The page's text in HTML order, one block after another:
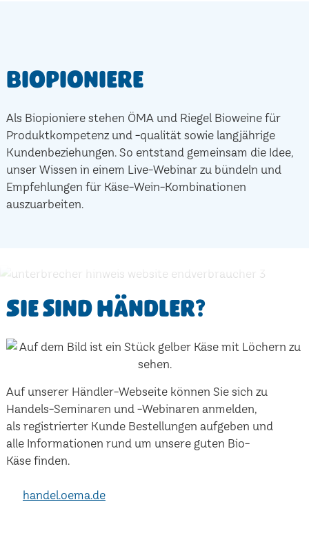
Biopioniere
Als Biopioniere stehen ÖMA und Riegel Bioweine für
Produktkompetenz und -qualität sowie langjährige
Kundenbeziehungen. So entstand gemeinsam die Idee,
unser Wissen in einem Live-Webinar zu bündeln und
Empfehlungen für Käse-Wein-Kombinationen
auszuarbeiten.
Sie sind Händler?
Auf unserer Händler-Webseite können Sie sich zu
Handels-Seminaren und -Webinaren anmelden,
als registrierter Kunde Bestellungen aufgeben und
alle Informationen rund um unsere guten Bio-
Käse finden.
handel.oema.de